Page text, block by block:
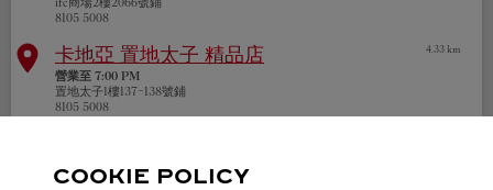
8105 5008
卡地亞 置地太子 精品店 4.33 km
營業至 7:00 PM
置地太子1樓137-138號鋪
8105 5008
太古廣場商場L3 357號鋪
10
COOKIE POLICY